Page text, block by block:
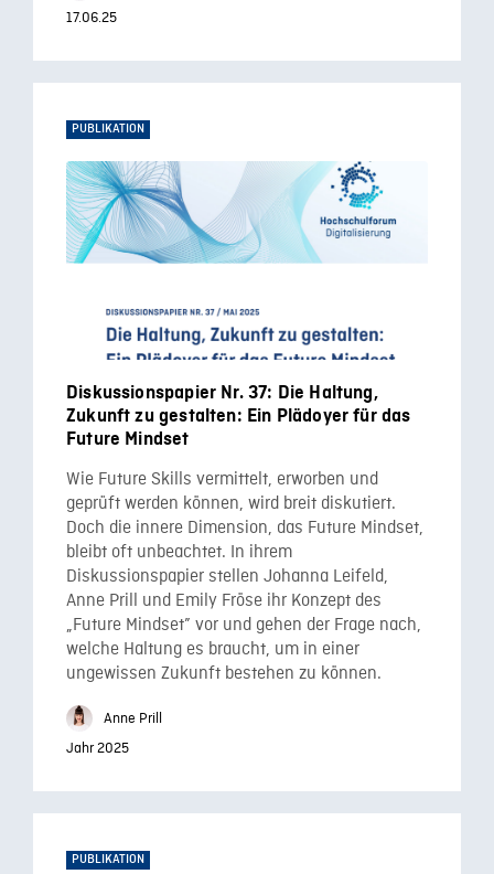
17.06.25
PUBLIKATION
Diskussionspapier Nr. 37: Die Haltung,
Zukunft zu gestalten: Ein Plädoyer für das
Future Mindset
Wie Future Skills vermittelt, erworben und
geprüft werden können, wird breit diskutiert.
Doch die innere Dimension, das Future Mindset,
bleibt oft unbeachtet. In ihrem
Diskussionspapier stellen Johanna Leifeld,
Anne Prill und Emily Fröse ihr Konzept des
„Future Mindset” vor und gehen der Frage nach,
welche Haltung es braucht, um in einer
ungewissen Zukunft bestehen zu können.
Anne Prill
Jahr 2025
PUBLIKATION